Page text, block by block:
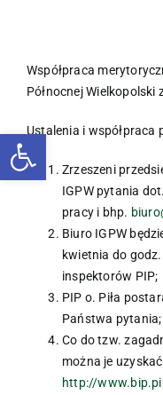
Otwórz pasek narzędzi
Współpraca
Północnej Wielkopolski
Ustalenia i współpraca
Zrzeszeni
IGPW pytania
pracy i bhp.
Biuro IGPW
kwietnia do
inspektorów PIP;
PIP o. Piła
Państwa pytania;
Co do tzw.
można je
http://